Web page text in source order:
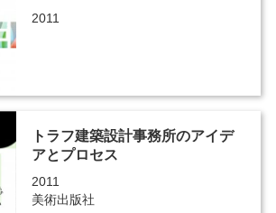
2011
トラフ建築設計事務所のアイデ
アとプロセス
2011
美術出版社